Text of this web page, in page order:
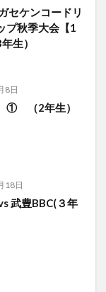
セケンコードリ
プ秋季大会【1
生）
8日
① （2年生）
18日
武豊BBC(３年